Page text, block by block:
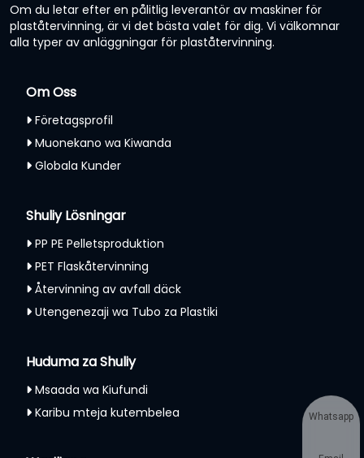
Om du letar efter en pålitlig leverantör av maskiner för
plaståtervinning, är vi det bästa valet för dig. Vi välkomnar
alla typer av anläggningar för plaståtervinning.
Om Oss
Företagsprofil
Muonekano wa Kiwanda
Globala Kunder
Shuliy Lösningar
PP PE Pelletsproduktion
PET Flaskåtervinning
Återvinning av avfall däck
Utengenezaji wa Tubo za Plastiki
Huduma za Shuliy
Msaada wa Kiufundi
Karibu mteja kutembelea
Whatsapp